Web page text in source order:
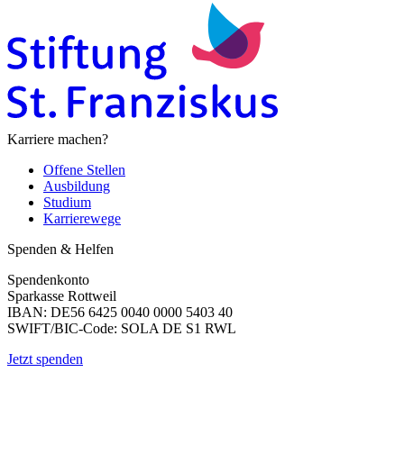
Karriere machen?
Offene Stellen
Ausbildung
Studium
Karrierewege
Spenden & Helfen
Spendenkonto
Sparkasse Rottweil
IBAN: DE56 6425 0040 0000 5403 40
SWIFT/BIC-Code: SOLA DE S1 RWL
Jetzt spenden